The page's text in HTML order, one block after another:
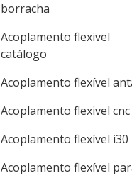
borracha
Acoplamento flexivel
catálogo
Acoplamento flexível
Acoplamento flexivel cnc
Acoplamento flexível i30
Acoplamento flexível